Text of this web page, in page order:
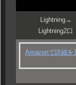
Lightning→
Lightning2口
Amazonで詳細を